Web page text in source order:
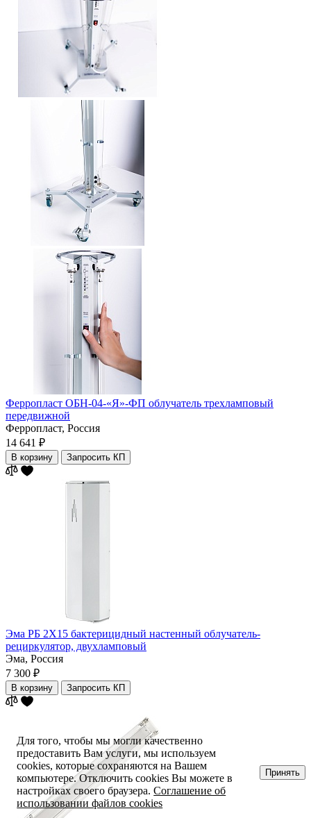
Ферропласт ОБН-04-«Я»-ФП облучатель трехламповый
передвижной
Ферропласт, Россия
14 641 ₽
В корзину Запросить КП
Эма РБ 2Х15 бактерицидный настенный облучатель-
рециркулятор, двухламповый
Эма, Россия
7 300 ₽
В корзину Запросить КП
Для того, чтобы мы могли качественно
предоставить Вам услуги, мы используем
cookies, которые сохраняются на Вашем
компьютере. Отключить cookies Вы можете в
настройках своего браузера.Соглашение об
использовании файлов cookies
Принять